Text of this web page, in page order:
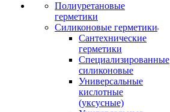
Полиуретановые
герметики
Силиконовые герметики
Сантехнические
герметики
Специализированные
силиконовые
Универсальные
кислотные
(уксусные)